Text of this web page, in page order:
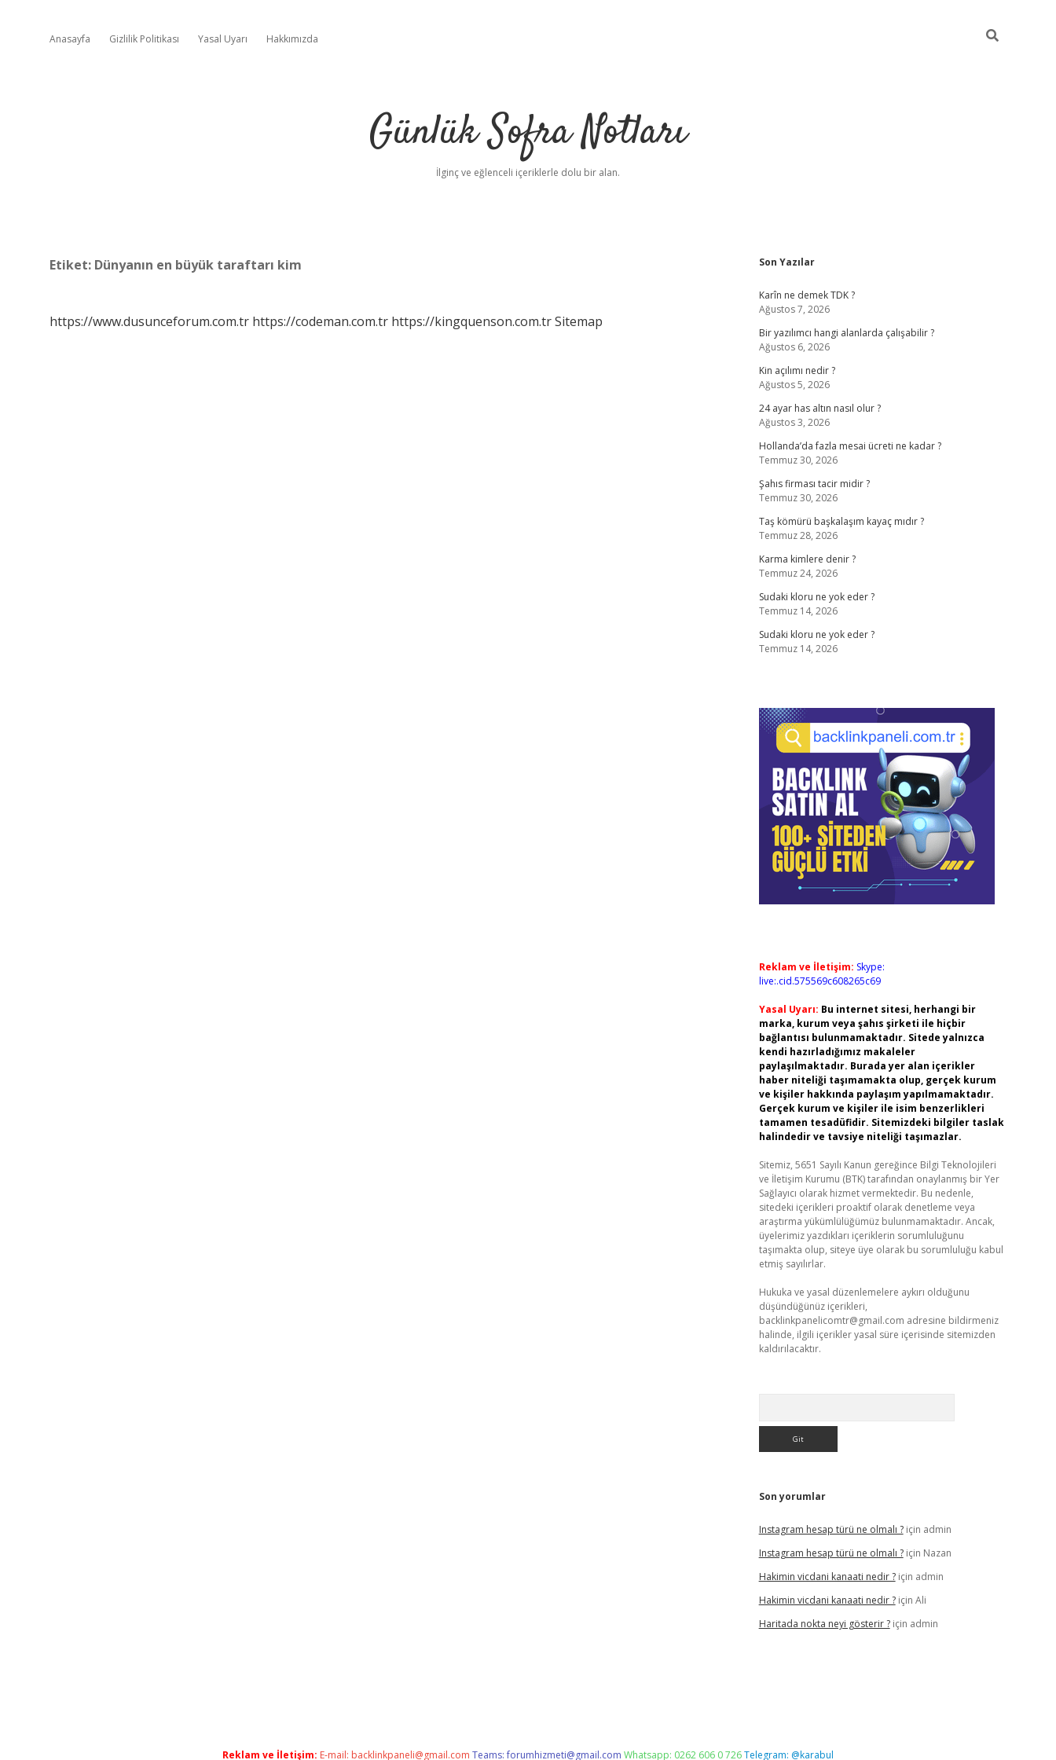
Anasayfa Gizlilik Politikası Yasal Uyarı Hakkımızda
Günlük Sofra Notları
İlginç ve eğlenceli içeriklerle dolu bir alan.
Etiket: Dünyanın en büyük taraftarı kim
https://www.dusunceforum.com.tr https://codeman.com.tr https://kingquenson.com.trSitemap
Sidebar
Son Yazılar
Karîn ne demek TDK ?
Ağustos 7, 2026
Bir yazılımcı hangi alanlarda çalışabilir ?
Ağustos 6, 2026
Kin açılımı nedir ?
Ağustos 5, 2026
24 ayar has altın nasıl olur ?
Ağustos 3, 2026
Hollanda’da fazla mesai ücreti ne kadar ?
Temmuz 30, 2026
Şahıs firması tacir midir ?
Temmuz 30, 2026
Taş kömürü başkalaşım kayaç mıdır ?
Temmuz 28, 2026
Karma kimlere denir ?
Temmuz 24, 2026
Sudaki kloru ne yok eder ?
Temmuz 14, 2026
Sudaki kloru ne yok eder ?
Temmuz 14, 2026
Reklam ve İletişim: Skype:
live:.cid.575569c608265c69
Yasal Uyarı: Bu internet sitesi, herhangi bir
marka, kurum veya şahıs şirketi ile hiçbir
bağlantısı bulunmamaktadır. Sitede yalnızca
kendi hazırladığımız makaleler
paylaşılmaktadır. Burada yer alan içerikler
haber niteliği taşımamakta olup, gerçek kurum
ve kişiler hakkında paylaşım yapılmamaktadır.
Gerçek kurum ve kişiler ile isim benzerlikleri
tamamen tesadüfidir. Sitemizdeki bilgiler taslak
halindedir ve tavsiye niteliği taşımazlar.
Sitemiz, 5651 Sayılı Kanun gereğince Bilgi Teknolojileri
ve İletişim Kurumu (BTK) tarafından onaylanmış bir Yer
Sağlayıcı olarak hizmet vermektedir. Bu nedenle,
sitedeki içerikleri proaktif olarak denetleme veya
araştırma yükümlülüğümüz bulunmamaktadır. Ancak,
üyelerimiz yazdıkları içeriklerin sorumluluğunu
taşımakta olup, siteye üye olarak bu sorumluluğu kabul
etmiş sayılırlar.
Hukuka ve yasal düzenlemelere aykırı olduğunu
düşündüğünüz içerikleri,
backlinkpanelicomtr@gmail.com adresine bildirmeniz
halinde, ilgili içerikler yasal süre içerisinde sitemizden
kaldırılacaktır.
Son yorumlar
Instagram hesap türü ne olmalı ?için admin
Instagram hesap türü ne olmalı ?için Nazan
Hakimin vicdani kanaati nedir ?için admin
Hakimin vicdani kanaati nedir ?için Ali
Haritada nokta neyi gösterir ?için admin
elexbet yeni adresi
Reklam ve İletişim: E-mail: backlinkpaneli@gmail.com Teams:forumhizmeti@gmail.com Whatsapp: 0262 606 0 726Telegram: @karabul